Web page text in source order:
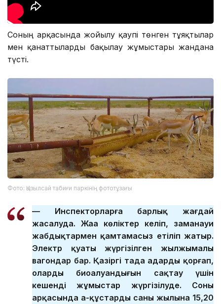
Соның арқасында жойылу қаупі төнген тұяқтылар
мен қанаттыларды бақылау жұмыстары жандана
түсті.
Фото: Қызылсай табиғи паркінің фототұзағы
— Инспекторларға барлық жағдай
жасалуда. Жаңа көліктер келіп, заманауи
жабдықтармен қамтамасыз етіліп жатыр.
Электр қуаты жүргізілген жылжымалы
вагондар бар. Қазіргі таңда аңдарды қорғап,
олардың биоалуандығын сақтау үшін
кешенді жұмыстар жүргізілуде. Соның
арқасында аң-құстардың саны жылына 15,20